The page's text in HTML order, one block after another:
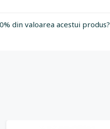
din valoarea acestui produs?